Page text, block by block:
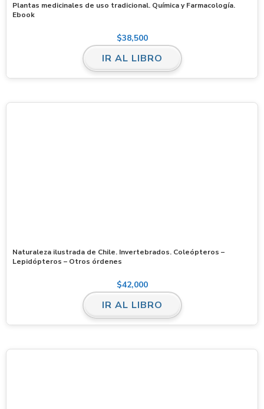
Plantas medicinales de uso tradicional. Química y Farmacología.
Ebook
$38,500
IR AL LIBRO
Naturaleza ilustrada de Chile. Invertebrados. Coleópteros –
Lepidópteros – Otros órdenes
$42,000
IR AL LIBRO